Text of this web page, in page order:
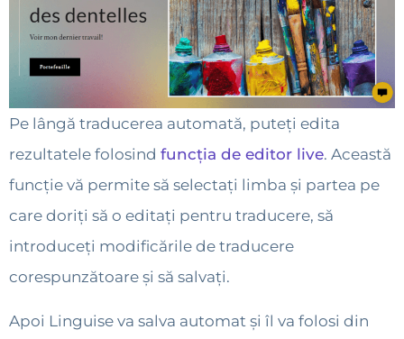
Pe lângă traducerea automată, puteți edita
rezultatele folosind funcția de editor live. Această
funcție vă permite să selectați limba și partea pe
care doriți să o editați pentru traducere, să
introduceți modificările de traducere
corespunzătoare și să salvați.
Apoi Linguise va salva automat și îl va folosi din